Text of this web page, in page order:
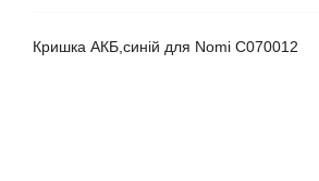
Кришка АКБ,синій для Nomi C070012